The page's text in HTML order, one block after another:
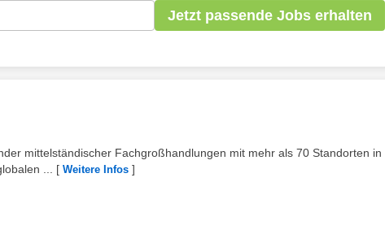
Jetzt passende Jobs erhalten
mittelständischer Fachgroßhandlungen mit mehr als 70 Standorten in
...
[ Weitere Infos ]